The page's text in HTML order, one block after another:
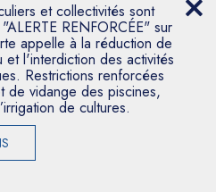
et collectivités sont
RENFORCÉE" sur
appelle à la réduction de
l'interdiction des activités
Restrictions renforcées
de vidange des piscines,
de cultures.